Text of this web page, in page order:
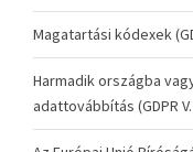
Magatartási kódexek
Harmadik országba
adattovábbítás (GDPR